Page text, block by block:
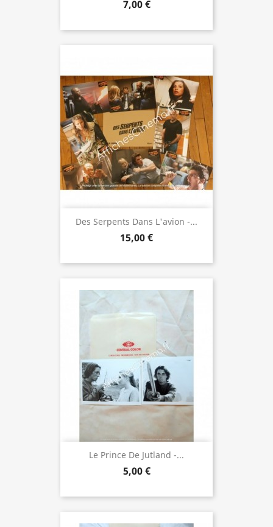
7,00 €
Des Serpents Dans L'avion -...
15,00 €
Le Prince De Jutland -...
5,00 €